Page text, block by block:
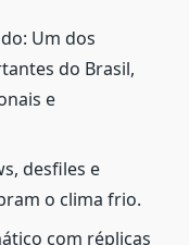
Um dos
do Brasil,
e
desfiles e
o clima frio.
com réplicas